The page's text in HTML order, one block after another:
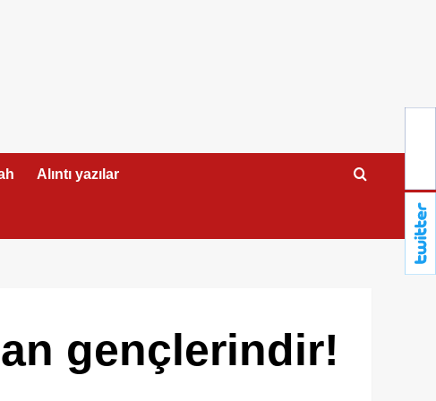
Alıntı yazılar
gençlerindir!